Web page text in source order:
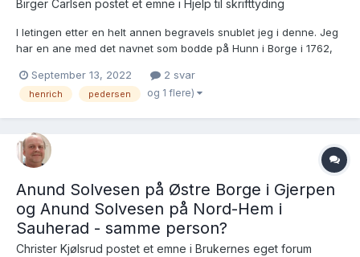
Birger Carlsen postet et emne i Hjelp til skrifttyding
I letingen etter en helt annen begravels snublet jeg i denne. Jeg
har en ane med det navnet som bodde på Hunn i Borge i 1762,
foran navnet hans i både begravelsen og ES1762 som kanskje
kan hjelpe. Borge prestekontor Kirkebøker, S...
September 13, 2022 2 svar
henrich pedersen og 1 flere)
Anund Solvesen på Østre Borge i Gjerpen
og Anund Solvesen på Nord-Hem i
Sauherad - samme person?
Christer Kjølsrud postet et emne i Brukernes eget forum